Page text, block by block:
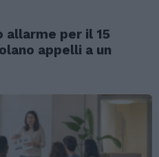
allarme per il 15
appelli a un